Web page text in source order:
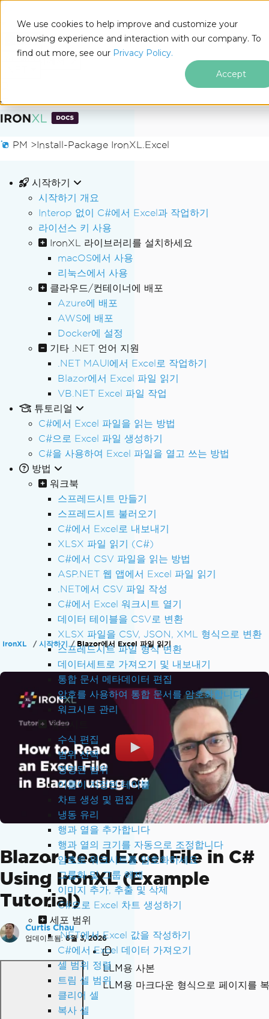
We use cookies to help improve and customize your
browsing experience and interaction with our company. To
find out more, see our Privacy Policy.
Accept
푸터 콘텐츠로 바로가기
Docs
PM >Install-Package IronXL.Excel
시작하기
시작하기 개요
Interop 없이 C#에서 Excel과 작업하기
라이선스 키 사용
IronXL 라이브러리를 설치하세요
macOS에서 사용
리눅스에서 사용
클라우드/컨테이너에 배포
Azure에 배포
AWS에 배포
Docker에 설정
기타 .NET 언어 지원
.NET MAUI에서 Excel로 작업하기
Blazor에서 Excel 파일 읽기
VB.NET Excel 파일 작업
튜토리얼
C#에서 Excel 파일을 읽는 방법
C#으로 Excel 파일 생성하기
C#을 사용하여 Excel 파일을 열고 쓰는 방법
방법
워크북
스프레드시트 만들기
스프레드시트 불러오기
C#에서 Excel로 내보내기
XLSX 파일 읽기 (C#)
C#에서 CSV 파일을 읽는 방법
ASP.NET 웹 앱에서 Excel 파일 읽기
.NET에서 CSV 파일 작성
C#에서 Excel 워크시트 열기
데이터 테이블을 CSV로 변환
XLSX 파일을 CSV, JSON, XML 형식으로 변환
스프레드시트 파일 형식 변환
데이터세트로 가져오기 및 내보내기
통합 문서 메타데이터 편집
암호를 사용하여 통합 문서를 암호화합니다.
워크시트 관리
워크시트
수식 편집
범위 선택
명명된 범위
이름이 지정된 테이블
차트 생성 및 편집
냉동 유리
행과 열을 추가합니다
행과 열의 크기를 자동으로 조정합니다
암호로 워크시트를 암호화하세요
그룹화 및 그룹 해제
이미지 추가, 추출 및 삭제
C#으로 Excel 차트 생성하기
세포 범위
.NET에서 Excel 값을 작성하기
C#에서 Excel 데이터 가져오기
셀 범위 정렬
트림 셀 범위
클리어 셀
복사 셀
IronXL 시작하기 Blazor에서 Excel 파일 읽기
Blazor Read Excel File in C#
Using IronXL (Example
Tutorial)
Curtis Chau
업데이트됨: 6월 3, 2026
LLM용 사본
LLM용 마크다운 형식으로 페이지를